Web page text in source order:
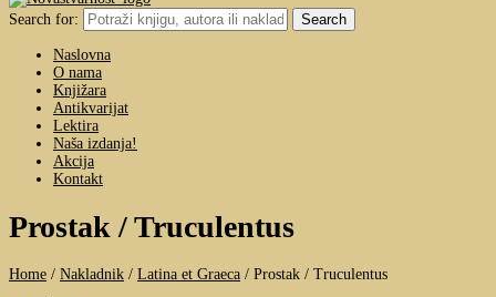
Search for:
Naslovna
O nama
Knjižara
Antikvarijat
Lektira
Naša izdanja!
Akcija
Kontakt
Prostak / Truculentus
Home / Nakladnik / Latina et Graeca / Prostak / Truculentus